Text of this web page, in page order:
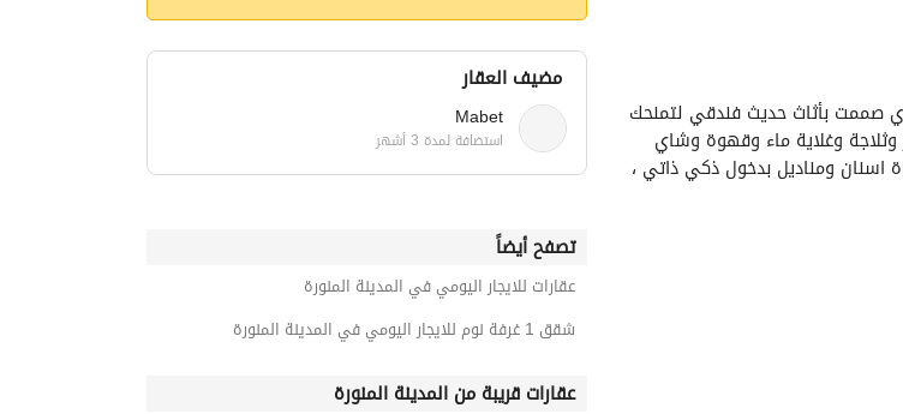
معلومات العقار أمور يجب معرفتها
مضيف العقار
Mabet
استضافة لمدة 3 أشهر
تصفح أيضاً
عقارات للايجار اليومي في المدينة المنورة
شقق 1 غرفة نوم للايجار اليومي في المدينة المنورة
عقارات قريبة من المدينة المنورة